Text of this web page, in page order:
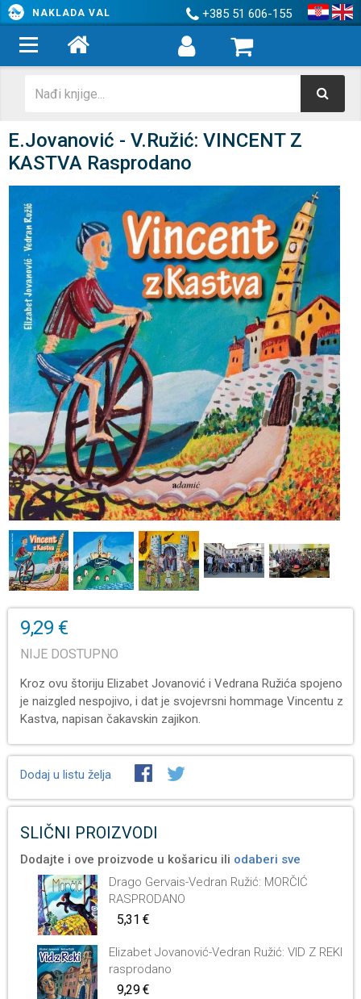
NAKLADA VAL +385 51 606-155
E.Jovanović - V.Ružić: VINCENT Z
KASTVA Rasprodano
9,29 €
NIJE DOSTUPNO
Kroz ovu štoriju Elizabet Jovanović i Vedrana Ružića spojeno
je naizgled nespojivo, i dat je svojevrsni hommage Vincentu z
Kastva, napisan čakavskin zajikon.
Dodaj u listu želja
SLIČNI PROIZVODI
Dodajte i ove proizvode u košaricu ili odaberi sve
Drago Gervais-Vedran Ružić: MORČIĆ
RASPRODANO
5,31 €
Elizabet Jovanović-Vedran Ružić: VID Z REKI
rasprodano
9,29 €